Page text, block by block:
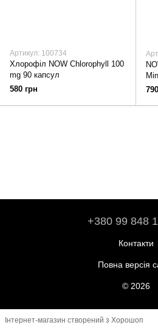
Артикул: 100734
Хлорофіл NOW Chlorophyll 100
mg 90 капсул
580 грн
+380 99 848
Контакти
Повна версія
© 2026
Інтернет-магазин створений з Хорошоп